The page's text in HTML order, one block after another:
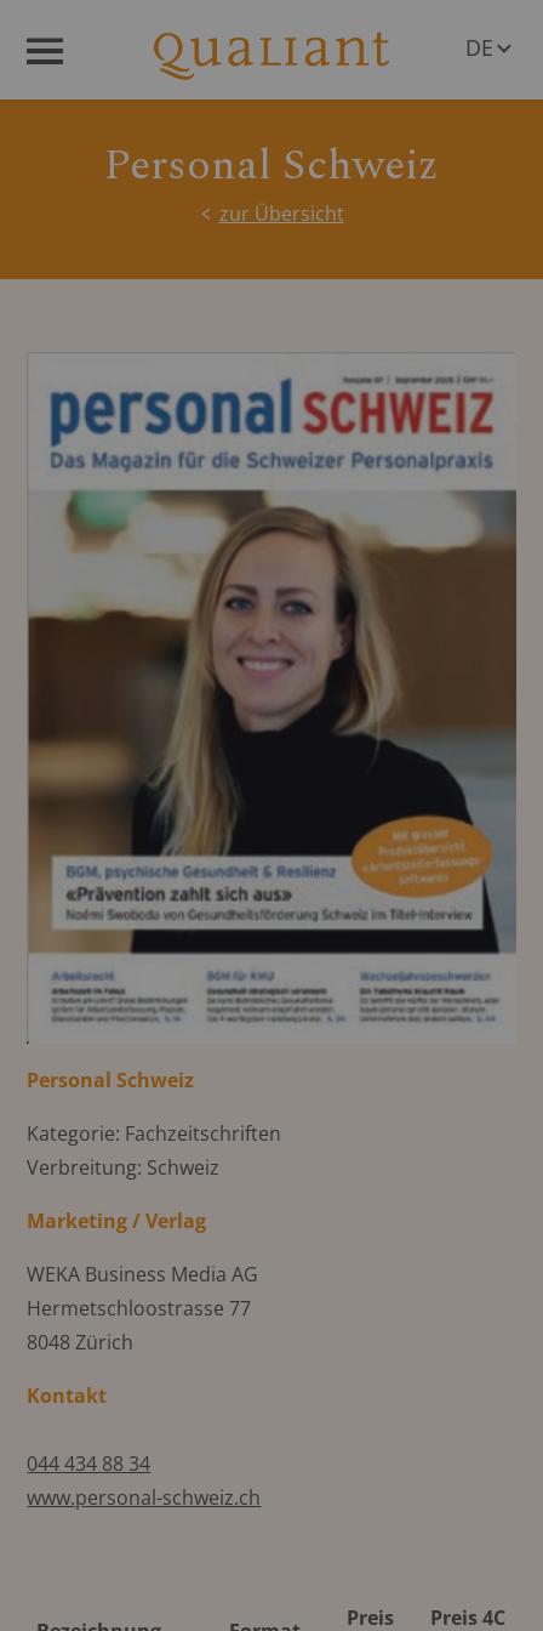
DE
Personal Schweiz
zur Übersicht
Personal Schweiz
Kategorie: Fachzeitschriften
Verbreitung: Schweiz
Marketing / Verlag
WEKA Business Media AG
Hermetschloostrasse 77
8048 Zürich
Kontakt
044 434 88 34
www.personal-schweiz.ch
Preis
Preis 4C